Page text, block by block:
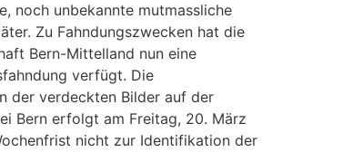
noch unbekannte mutmassliche
Zu Fahndungszwecken hat die
Bern-Mittelland nun eine
verfügt. Die
der verdeckten Bilder auf der
Bern erfolgt am Freitag, 20. März
nicht zur Identifikation der